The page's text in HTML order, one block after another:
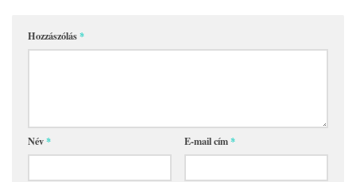
Hozzászólás*
Név* E-mail cím*